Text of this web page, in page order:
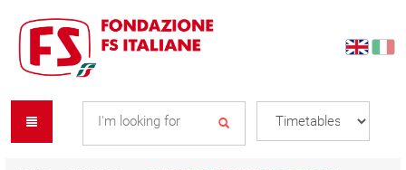
content
navigation
menu